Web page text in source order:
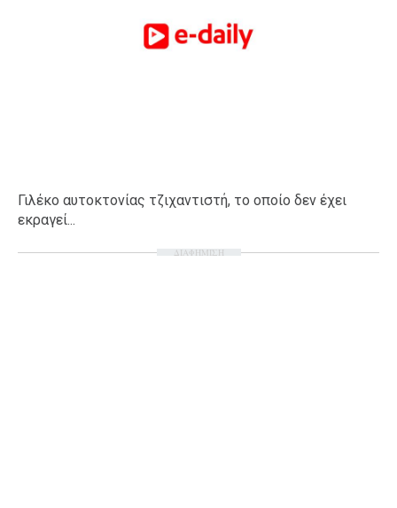
Γιλέκο αυτοκτονίας τζιχαντιστή, το οποίο δεν έχει
εκραγεί...
ΔΙΑΦΗΜΙΣΗ